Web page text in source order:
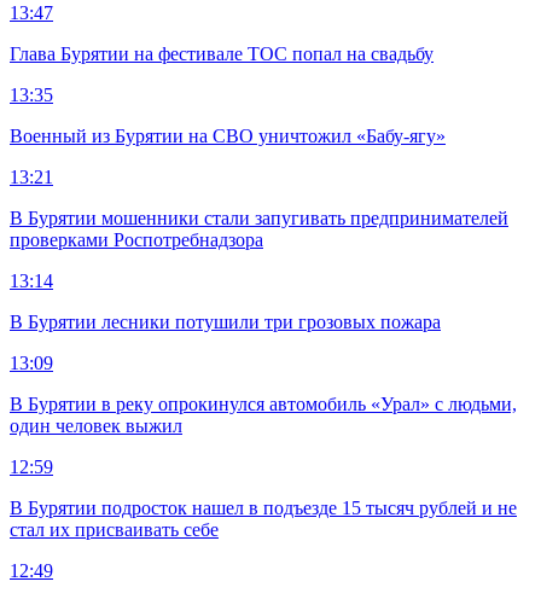
13:47
Глава Бурятии на фестивале ТОС попал на свадьбу
13:35
Военный из Бурятии на СВО уничтожил «Бабу-ягу»
13:21
В Бурятии мошенники стали запугивать предпринимателей
проверками Роспотребнадзора
13:14
В Бурятии лесники потушили три грозовых пожара
13:09
В Бурятии в реку опрокинулся автомобиль «Урал» с людьми,
один человек выжил
12:59
В Бурятии подросток нашел в подъезде 15 тысяч рублей и не
стал их присваивать себе
12:49